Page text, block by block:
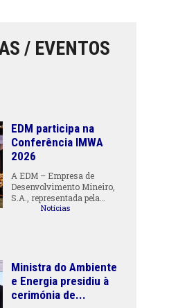
/ EVENTOS
EDM participa na
Conferência IMWA
2026
A EDM – Empresa de
Desenvolvimento Mineiro,
S.A., representada pela…
Notícias
Ministra do Ambiente
e Energia presidiu à
cerimónia de...